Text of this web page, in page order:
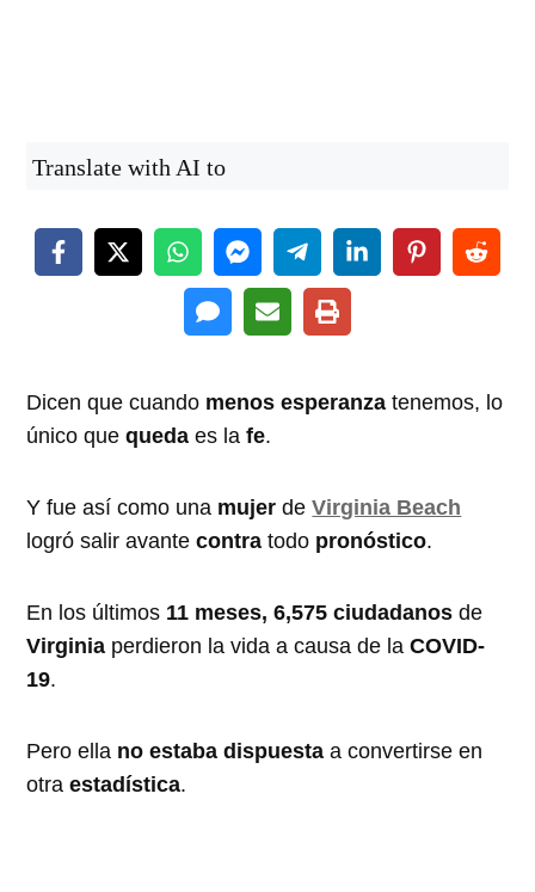
Translate with AI to
Dicen que cuando menos esperanza tenemos, lo
único quequeda es lafe.
Y fue así como una mujer deVirginia Beach
logró salir avantecontra todo pronóstico.
En los últimos 11 meses, 6,575 ciudadanos de
Virginia perdieron la vida a causa de laCOVID-
19.
Pero ella no estaba dispuesta a convertirse en
otraestadística.